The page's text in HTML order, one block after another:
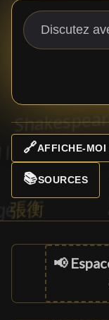
🔗AFFICHE-
📚SOURCES
📢